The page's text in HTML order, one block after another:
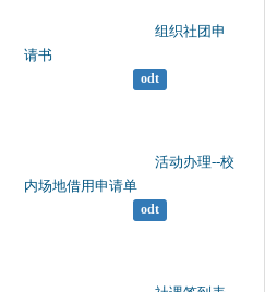
请书
odt
内场地借用申请单
odt